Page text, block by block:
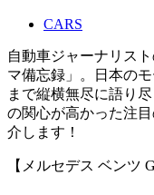
CARS
自動車ジャーナリス
マ備忘録」。日本の
まで縦横無尽に語り
の関心が高かった注
介します！
【メルセデス ベンツ